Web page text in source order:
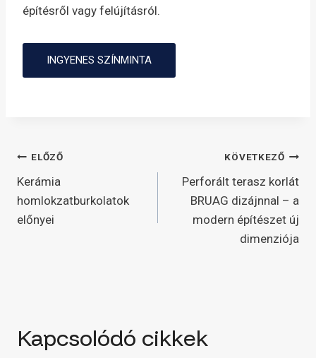
építésről vagy felújításról.
INGYENES SZÍNMINTA
Bejegyzés
navigáció
ELŐZŐ
Kerámia
homlokzatburkolatok
előnyei
KÖVETKEZŐ
Perforált terasz korlát
BRUAG dizájnnal – a
modern építészet új
dimenziója
Kapcsolódó cikkek